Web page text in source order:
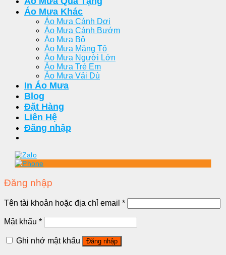
Áo Mưa Khác
Áo Mưa Cánh Dơi
Áo Mưa Cánh Bướm
Áo Mưa Bộ
Áo Mưa Măng Tô
Áo Mưa Người Lớn
Áo Mưa Trẻ Em
Áo Mưa Vải Dù
In Áo Mưa
Blog
Đặt Hàng
Liên Hệ
Đăng nhập
Đăng nhập
Tên tài khoản hoặc địa chỉ email *
Mật khẩu *
Ghi nhớ mật khẩu Đăng nhập